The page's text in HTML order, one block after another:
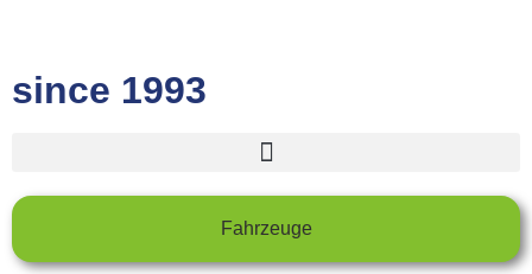
since 1993
Fahrzeuge